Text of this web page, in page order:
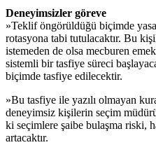
Deneyimsizler göreve
»Teklif öngörüldüğü biçimde
rotasyona tabi tutulacaktır. Bu
istemeden de olsa mecburen
sistemli bir tasfiye süreci
biçimde tasfiye edilecektir.
»Bu tasfiye ile yazılı olmayan
deneyimsiz kişilerin seçim müdürü
ki seçimlere şaibe bulaşma riski,
artacaktır.